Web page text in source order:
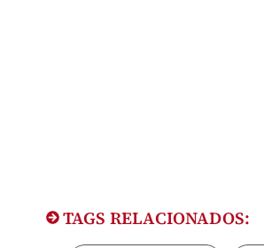
TAGS RELACIONADOS: